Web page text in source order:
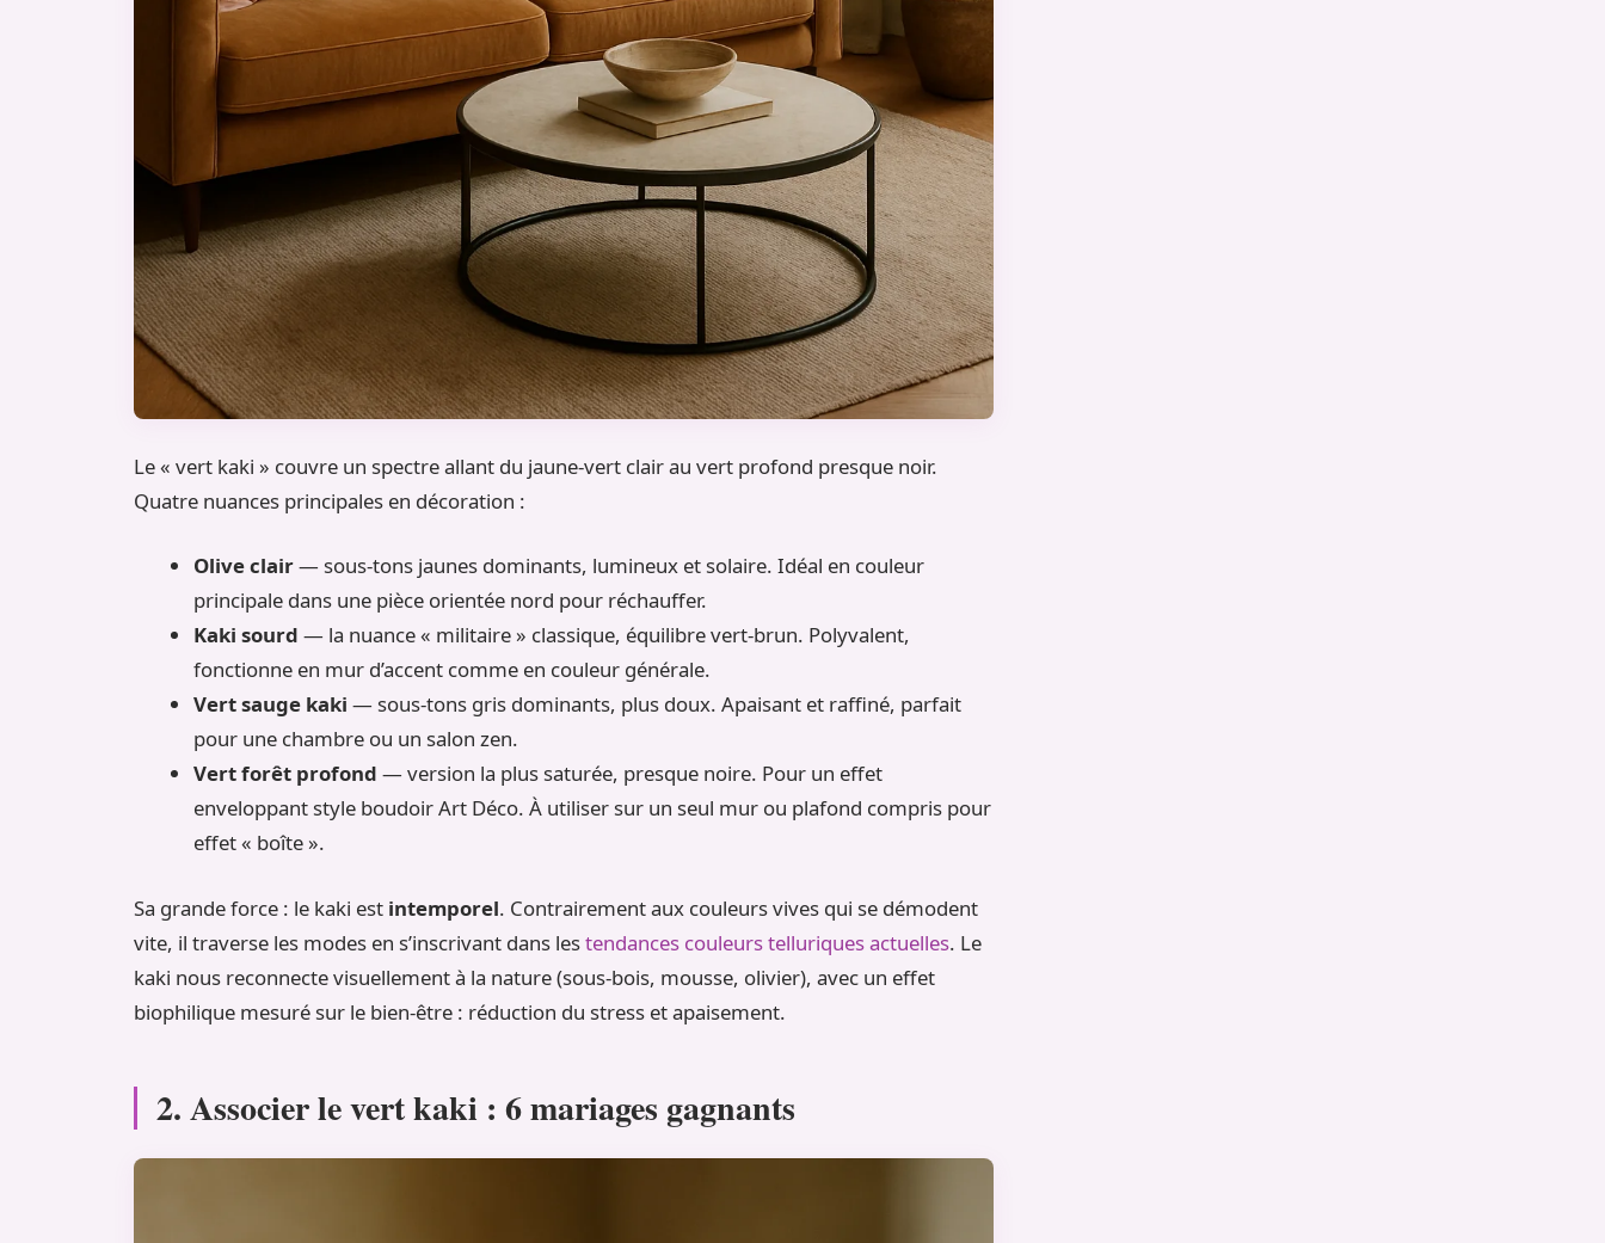
Le « vert kaki » couvre un spectre allant du jaune-vert clair au vert profond presque noir.
Quatre nuances principales en décoration :
Olive clair— sous-tons jaunes dominants, lumineux et solaire. Idéal en couleur
principale dans une pièce orientée nord pour réchauffer.
Kaki sourd — la nuance « militaire » classique, équilibre vert-brun. Polyvalent,
fonctionne en mur d’accent comme en couleur générale.
Vert sauge kaki — sous-tons gris dominants, plus doux. Apaisant et raffiné, parfait
pour une chambre ou un salon zen.
Vert forêt profond — version la plus saturée, presque noire. Pour un effet
enveloppant style boudoir Art Déco. À utiliser sur un seul mur ou plafond compris pour
effet « boîte ».
Sa grande force : le kaki est intemporel. Contrairement aux couleurs vives qui se démodent
vite, il traverse les modes en s’inscrivant dans lestendances couleurs telluriques actuelles. Le
kaki nous reconnecte visuellement à la nature (sous-bois, mousse, olivier), avec un effet
biophilique mesuré sur le bien-être : réduction du stress et apaisement.
2. Associer le vert kaki : 6 mariages gagnants